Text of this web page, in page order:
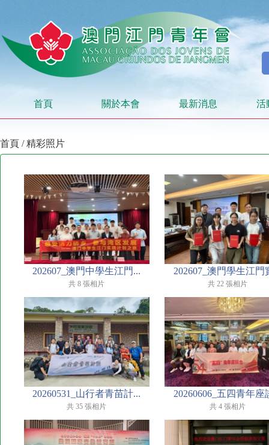
首頁 關於本會 最新消息 活
首頁 /精彩照片
202607_澳門中學生江門...
共 8 張相片
202607_澳門學生江門
共 22 張相片
20260531_山行者青苗計...
共 35 張相片
20260606_五四青年座
共 4 張相片